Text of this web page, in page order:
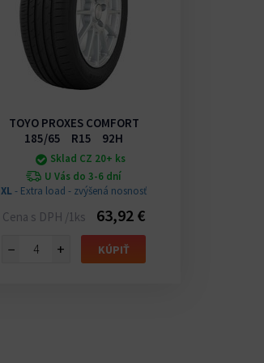
TOYO PROXES COMFORT
185/65 R15 92H
Sklad CZ 20+ ks
U Vás do 3-6 dní
XL- Extra load - zvýšená nosnosť
Cena s DPH /1ks 63,92 €
− + KÚPIŤ